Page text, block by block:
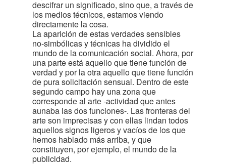
descifrar un significado, sino que, a través de
los medios técnicos, estamos viendo
directamente la cosa.
La aparición de estas verdades sensibles
no-simbólicas y técnicas ha dividido el
mundo de la comunicación social. Ahora, por
una parte está aquello que tiene función de
verdad y por la otra aquello que tiene función
de pura solicitación sensual. Dentro de este
segundo campo hay una zona que
corresponde al arte -actividad que antes
aunaba las dos funciones-. Las fronteras del
arte son imprecisas y con ellas lindan todos
aquellos signos ligeros y vacíos de los que
hemos hablado más arriba, y que
constituyen, por ejemplo, el mundo de la
publicidad.